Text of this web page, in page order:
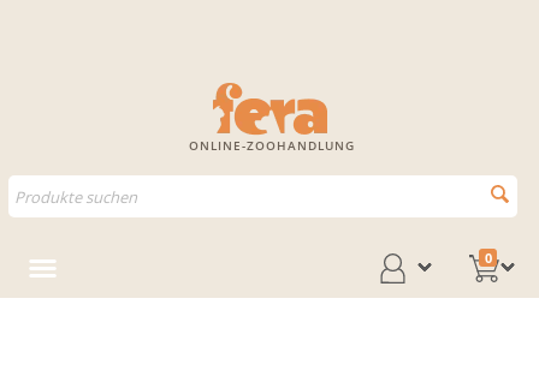
ONLINE-ZOOHANDLUNG
0